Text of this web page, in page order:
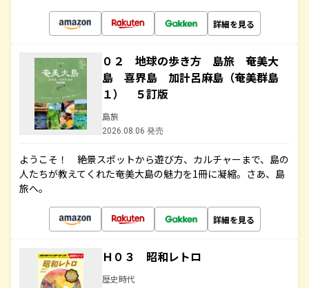
詳細を見る
０２ 地球の歩き方 島旅 奄美大
島 喜界島 加計呂麻島（奄美群島
１） ５訂版
島旅
2026.08.06 発売
ようこそ！ 絶景スポットから遊び方、カルチャーまで、島の
人たちが教えてくれた奄美大島の魅力を1冊に凝縮。さあ、島
旅へ。
詳細を見る
Ｈ０３ 昭和レトロ
歴史時代